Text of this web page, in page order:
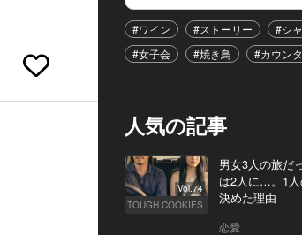
#ワイン #ストーリー #シ
#女子会
#焼き鳥 #カウン
人気の記事
Vol.74
TOUGH COOKIES
男女3人の旅だ
は2人に…。1人
決めた理由
恋愛